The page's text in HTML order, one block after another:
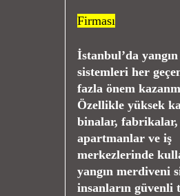
Firması
İstanbul’da
sistemleri her
fazla önem
Özellikle yüksek
binalar, fabrikalar,
apartmanlar ve iş
merkezlerinde
yangın merdiveni
insanların güvenli